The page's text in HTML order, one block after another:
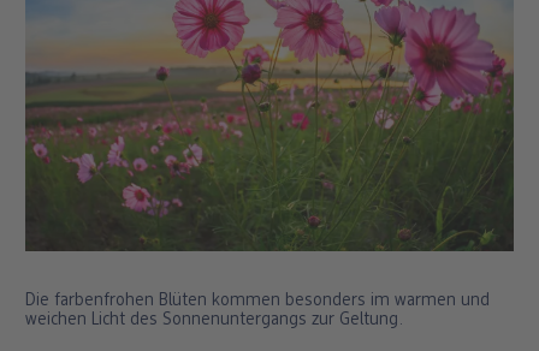
Die farbenfrohen Blüten kommen besonders im warmen und
weichen Licht des Sonnenuntergangs zur Geltung.